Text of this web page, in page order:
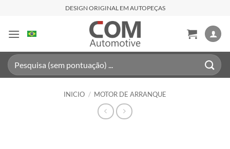
contenido
DESIGN ORIGINAL EM AUTOPEÇAS
Buscar
por:
INICIO / MOTOR DE ARRANQUE